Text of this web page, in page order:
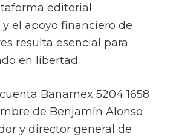
editorial
el apoyo financiero de
resulta esencial para
en libertad.
Banamex 5204 1658
de Benjamín Alonso
y director general de